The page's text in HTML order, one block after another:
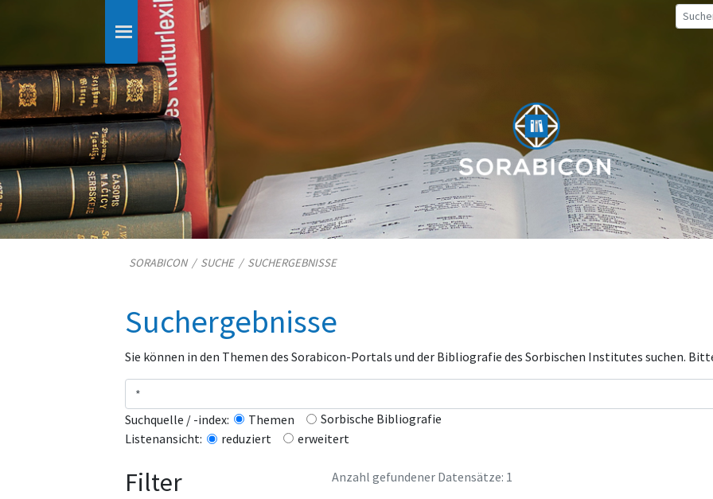
SORABICON/ SUCHE/ SUCHERGEBNISSE
Suchergebnisse
Sie können in den Themen des Sorabicon-Portals und der Bibliografie des Sorbischen Institutes suchen.
Suchquelle / -index: Themen
Sorbische Bibliografie
Listenansicht:
reduziert erweitert
Filter
Anzahl gefundener Datensätze: 1